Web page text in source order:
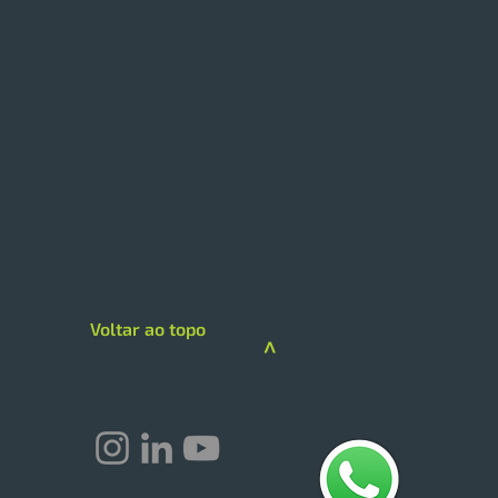
sua estratégia de
Voltar ao topo
>